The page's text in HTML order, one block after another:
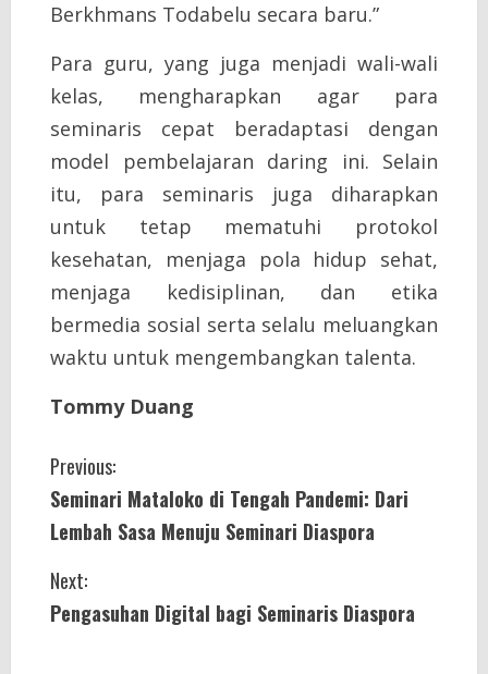
Berkhmans Todabelu secara baru.”
Para guru, yang juga menjadi wali-wali
kelas, mengharapkan agar para
seminaris cepat beradaptasi dengan
model pembelajaran daring ini. Selain
itu, para seminaris juga diharapkan
untuk tetap mematuhi protokol
kesehatan, menjaga pola hidup sehat,
menjaga kedisiplinan, dan etika
bermedia sosial serta selalu meluangkan
waktu untuk mengembangkan talenta.
Tommy Duang
C
o
n
t
Previous:
Seminari Mataloko di Tengah Pandemi: Dari
Lembah Sasa Menuju Seminari Diaspora
Next:
Pengasuhan Digital bagi Seminaris Diaspora